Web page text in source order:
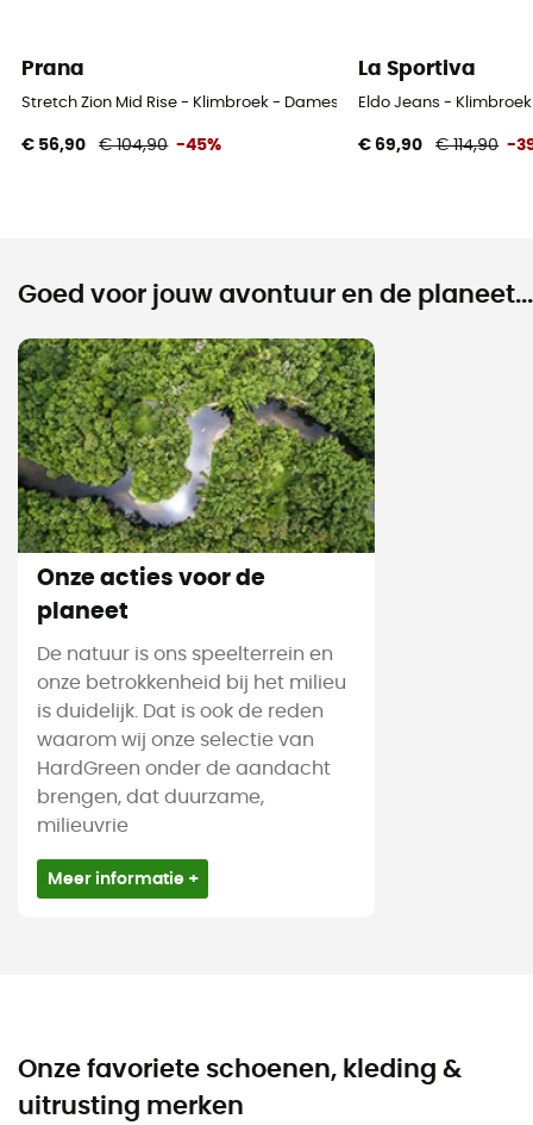
Prana
Stretch Zion Mid Rise - Klimbroek - Dames
€ 56,90 € 104,90 -45%
La Sportiva
Eldo Jeans -
€ 69,90 € 114,90 -
Goed voor jouw avontuur en de planeet...
Onze acties voor de
planeet
De natuur is ons speelterrein en
onze betrokkenheid bij het milieu
is duidelijk. Dat is ook de reden
waarom wij onze selectie van
HardGreen onder de aandacht
brengen, dat duurzame,
milieuvrie
Meer informatie +
Onze favoriete schoenen, kleding &
uitrusting merken